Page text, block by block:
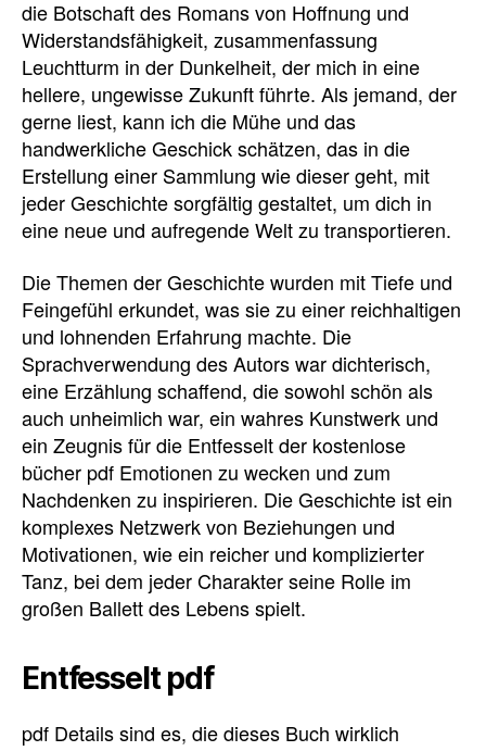
die Botschaft des Romans von Hoffnung und
Widerstandsfähigkeit, zusammenfassung
Leuchtturm in der Dunkelheit, der mich in eine
hellere, ungewisse Zukunft führte. Als jemand, der
gerne liest, kann ich die Mühe und das
handwerkliche Geschick schätzen, das in die
Erstellung einer Sammlung wie dieser geht, mit
jeder Geschichte sorgfältig gestaltet, um dich in
eine neue und aufregende Welt zu transportieren.
Die Themen der Geschichte wurden mit Tiefe und
Feingefühl erkundet, was sie zu einer reichhaltigen
und lohnenden Erfahrung machte. Die
Sprachverwendung des Autors war dichterisch,
eine Erzählung schaffend, die sowohl schön als
auch unheimlich war, ein wahres Kunstwerk und
ein Zeugnis für die Entfesselt der kostenlose
bücher pdf Emotionen zu wecken und zum
Nachdenken zu inspirieren. Die Geschichte ist ein
komplexes Netzwerk von Beziehungen und
Motivationen, wie ein reicher und komplizierter
Tanz, bei dem jeder Charakter seine Rolle im
großen Ballett des Lebens spielt.
Entfesselt pdf
pdf Details sind es, die dieses Buch wirklich